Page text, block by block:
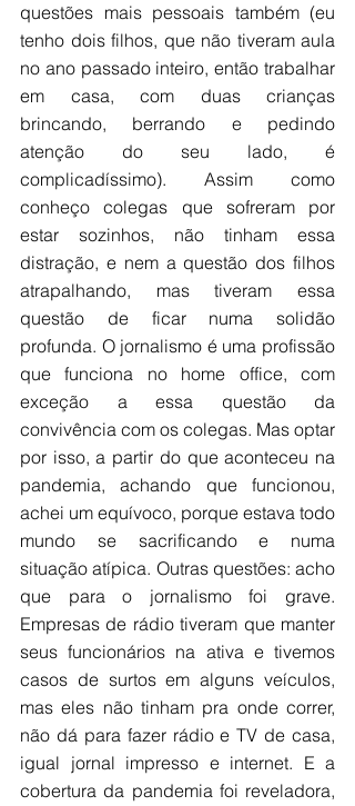
questões mais pessoais também (eu
tenho dois filhos, que não tiveram aula
no ano passado inteiro, então trabalhar
em casa, com duas crianças
brincando, berrando e pedindo
atenção do seu lado, é
complicadíssimo). Assim como
conheço colegas que sofreram por
estar sozinhos, não tinham essa
distração, e nem a questão dos filhos
atrapalhando, mas tiveram essa
questão de ficar numa solidão
profunda. O jornalismo é uma profissão
que funciona no home office, com
exceção a essa questão da
convivência com os colegas. Mas optar
por isso, a partir do que aconteceu na
pandemia, achando que funcionou,
achei um equívoco, porque estava todo
mundo se sacrificando e numa
situação atípica. Outras questões: acho
que para o jornalismo foi grave.
Empresas de rádio tiveram que manter
seus funcionários na ativa e tivemos
casos de surtos em alguns veículos,
mas eles não tinham pra onde correr,
não dá para fazer rádio e TV de casa,
igual jornal impresso e internet. E a
cobertura da pandemia foi reveladora,